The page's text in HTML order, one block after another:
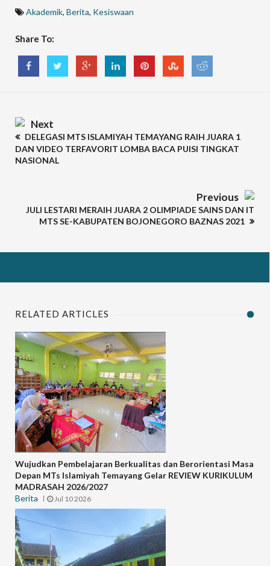
Akademik, Berita, Kesiswaan
Share To:
Next
DELEGASI MTS ISLAMIYAH TEMAYANG RAIH JUARA 1
DAN VIDEO TERFAVORIT LOMBA BACA PUISI TINGKAT
NASIONAL
Previous
JULI LESTARI MERAIH JUARA 2 OLIMPIADE SAINS DAN IT
MTS SE-KABUPATEN BOJONEGORO BAZNAS 2021
RELATED ARTICLES
Wujudkan Pembelajaran Berkualitas dan Berorientasi Masa
Depan MTs Islamiyah Temayang Gelar REVIEW KURIKULUM
MADRASAH 2026/2027
Berita
Jul 10 2026